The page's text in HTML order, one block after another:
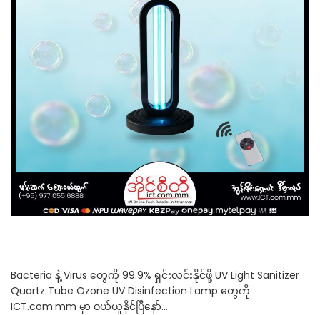
Bacteria နဲ့ Virus တွေကို 99.9% ရှင်းလင်းနိုင်ဖို့ UV Light Sanitizer
Quartz Tube Ozone UV Disinfection Lamp တွေကို
ICT.com.mm မှာ ဝယ်ယူနိုင်ပြီနော်…